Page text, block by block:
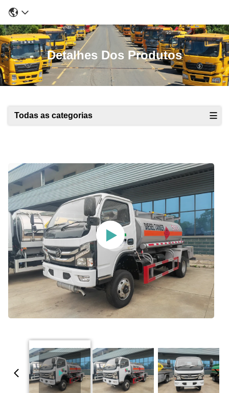
Detalhes Dos Produtos
Todas as categorias